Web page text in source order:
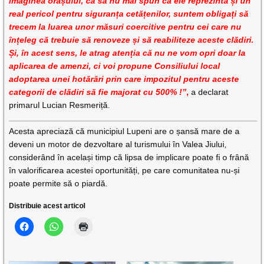
real pericol pentru siguranța cetățenilor, suntem obligați să
trecem la luarea unor măsuri coercitive pentru cei care nu
înțeleg că trebuie să renoveze și să reabiliteze aceste clădiri.
Și, în acest sens, le atrag atenția că nu ne vom opri doar la
aplicarea de amenzi, ci voi propune Consiliului local
adoptarea unei hotărâri prin care impozitul pentru aceste
categorii de clădiri să fie majorat cu 500% !”, a declarat
primarul Lucian Resmeriță.
Acesta apreciază că municipiul Lupeni are o șansă mare de a
deveni un motor de dezvoltare al turismului în Valea Jiului,
considerând în același timp că lipsa de implicare poate fi o frână
în valorificarea acestei oportunități, pe care comunitatea nu-și
poate permite să o piardă.
Distribuie acest articol